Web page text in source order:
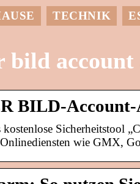
TECHNIK
bild
BILD-
Sicherheitstool
wie GMX,